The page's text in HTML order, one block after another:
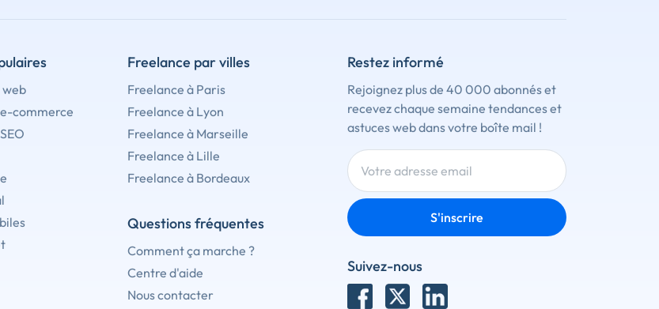
commerce
Freelance par villes
Freelance à Paris
Freelance à Lyon
Freelance à Marseille
Freelance à Lille
Freelance à Bordeaux
Questions fréquentes
Comment ça marche ?
Centre d'aide
Nous contacter
Restez informé
Rejoignez plus de 40 000 abonnés et
recevez chaque semaine tendances et
astuces web dans votre boîte mail !
S'inscrire
Suivez-nous